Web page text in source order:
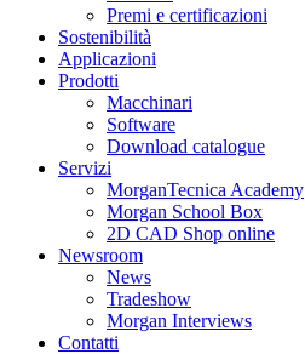
Premi e certificazioni
Sostenibilità
Applicazioni
Prodotti
Macchinari
Software
Download catalogue
Servizi
MorganTecnica Academy
Morgan School Box
2D CAD Shop online
Newsroom
News
Tradeshow
Morgan Interviews
Contatti